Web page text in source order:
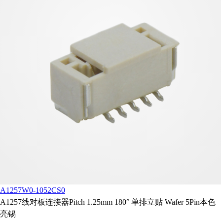
A1257W0-1052CS0
A1257线对板连接器Pitch 1.25mm 180° 单排立贴 Wafer 5Pin本色
亮锡